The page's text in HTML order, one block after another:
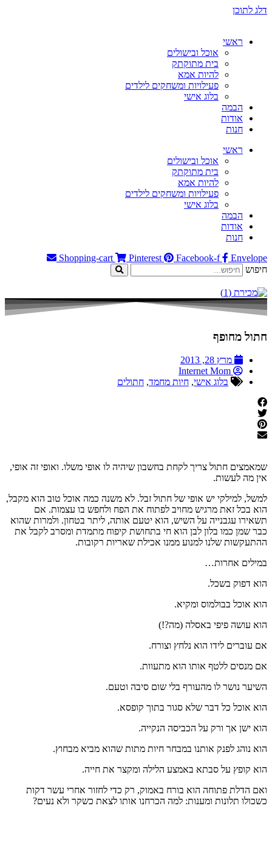
דלג לתוכן
ראשי
אוכל ובישולים
בית מתוקתק
להיות אמא
פעילויות ומשחקים לילדים
בלוג אישי
הבמה
אודות
חנות
ראשי
אוכל ובישולים
בית מתוקתק
להיות אמא
פעילויות ומשחקים לילדים
בלוג אישי
הבמה
אודות
חנות
Shopping-cart
Pinterest Facebook-f
Envelope
חיפוש
חתול מחופף
מרץ 28, 2013
Internet Mom
בלוג אישי, חיות מחמד, חתולים
שמאמצים חתול צריך לקחת בחשבון שיהיה לו אופי משלו. ואופי זה אופי,
אין מה לעשות.
למשל, למילקי יש אופי של חתול זבל. לא משנה כמה אוכל טוב הוא מקבל,
הוא בכל זאת מרגיש מחויב לפתוח את הפח ולחפש בו עצמות. אם
תשאירו עגבנייה על השיש, הוא יטעם אותה, ליתר בטחון. ולמרות שהוא
כבר שמן כמו בלון לבן הוא חי בתחושת קיפוח מתמדת ומסרב לקבל את
ההתעקשות שלנו למנוע ממנו אכילת שאריות רקובות.
במילים אחרות…
הוא דפוק בשכל.
הוא אוכל בבולמוס ומקיא.
הוא עושה פיפי באסלה (מה?!)
אם עוברים לידו הוא נלחץ וצורח.
אם מנסים ללטף אותו הוא מתעוות.
השיער נושר לו מהעורף בלי שום סיבה וטעם.
הוא אוכל כל דבר שלא סגור בתוך קופסא.
הוא ישן אך ורק על הכביסה הנקייה.
הוא נוהג לפנק אותנו במבחר חיות מתות שהוא מביא מבחוץ.
הוא קופץ על סבתא באמצע הלילה ומקצר את חייה.
ואם הדלת פתוחה הוא בורח באמוק, רק כדי לחזור אחרי עשר דקות
כשכולו תלונות ומענות: למה הכרחנו אותו לצאת כשקר ולא נעים?